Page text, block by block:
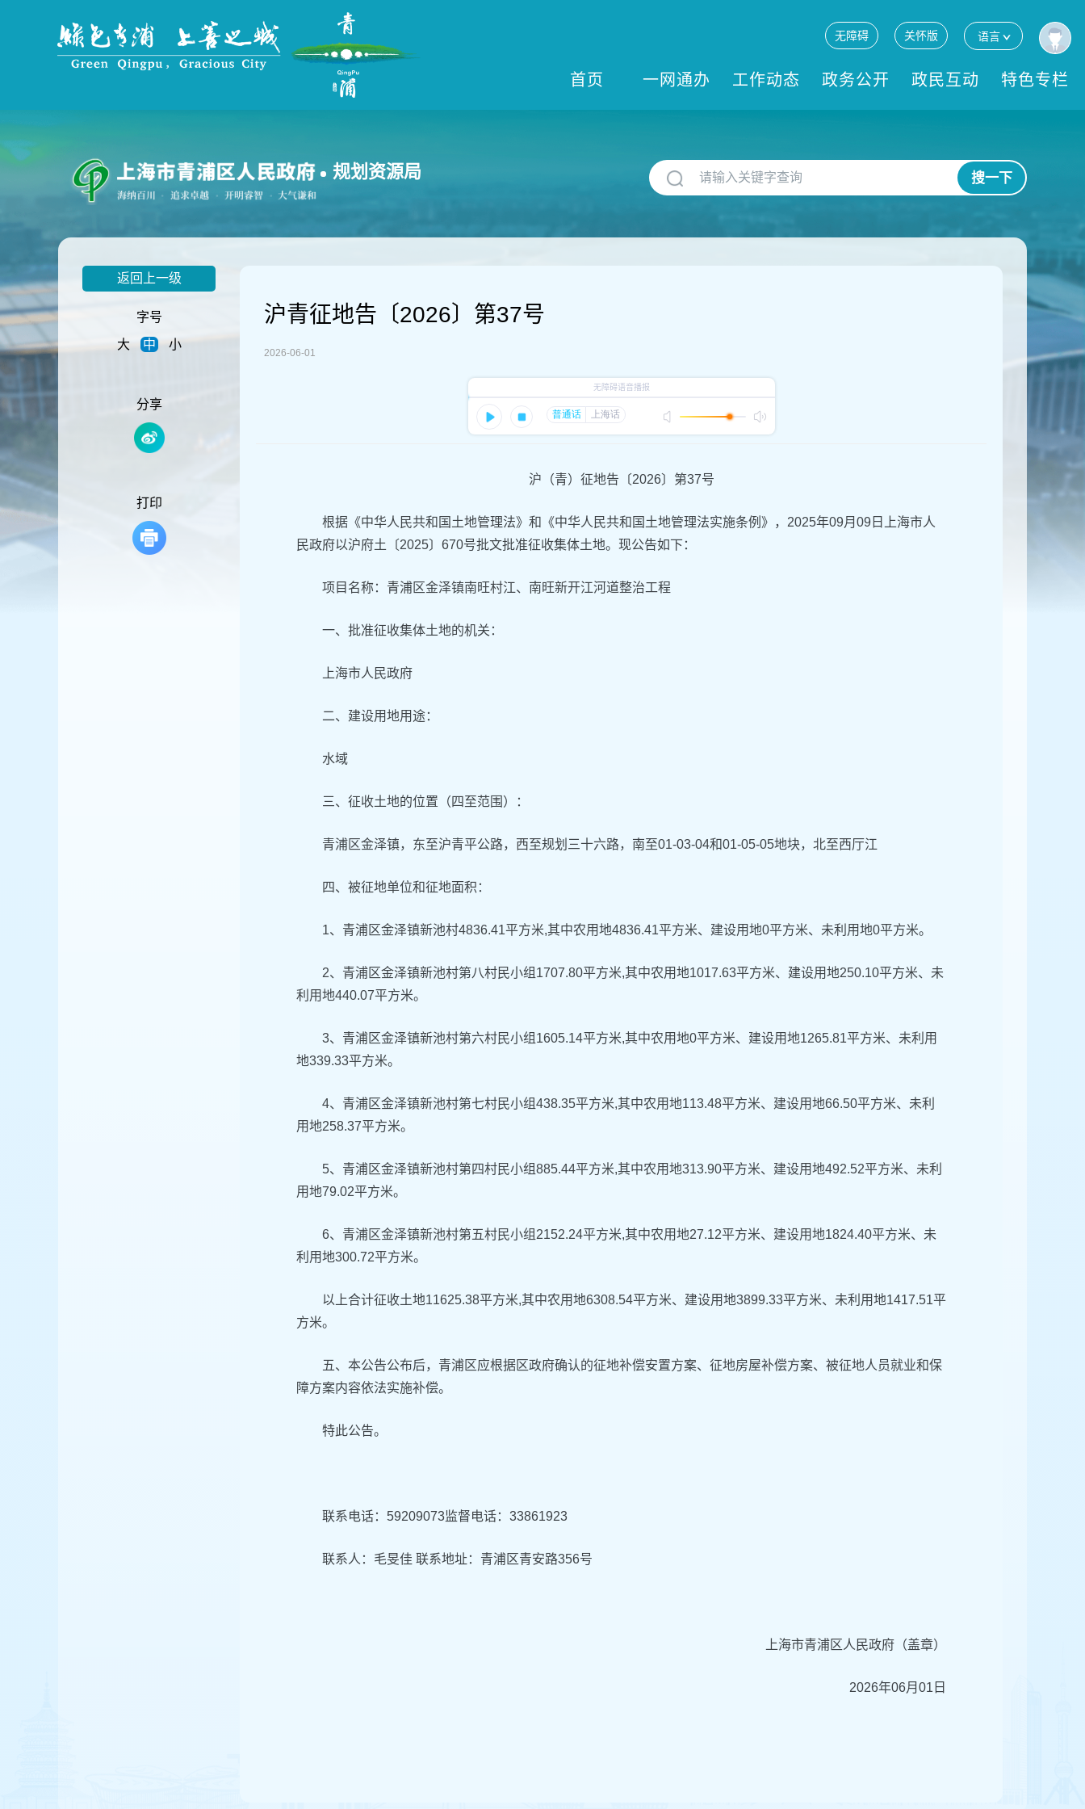
到
主
要
内
无障碍 关怀版 语言
首页 一网通办 工作动态 政务公开 政民互动 特色专栏
规划资源局 搜一下
返回上一级
字号
大
中 小
分享
打印
沪青征地告〔2026〕第37号
2026-06-01
沪（青）征地告〔2026〕第37号
根据《中华人民共和国土地管理法》和《中华人民共和国土地管理法实施条例》，2025年09月09日上海市人
民政府以沪府土〔2025〕670号批文批准征收集体土地。现公告如下：
项目名称：青浦区金泽镇南旺村江、南旺新开江河道整治工程
一、批准征收集体土地的机关：
上海市人民政府
二、建设用地用途：
水域
三、征收土地的位置（四至范围）：
青浦区金泽镇，东至沪青平公路，西至规划三十六路，南至01-03-04和01-05-05地块，北至西厅江
四、被征地单位和征地面积：
1、青浦区金泽镇新池村4836.41平方米,其中农用地4836.41平方米、建设用地0平方米、未利用地0平方米。
2、青浦区金泽镇新池村第八村民小组1707.80平方米,其中农用地1017.63平方米、建设用地250.10平方米、未
利用地440.07平方米。
3、青浦区金泽镇新池村第六村民小组1605.14平方米,其中农用地0平方米、建设用地1265.81平方米、未利用
地339.33平方米。
4、青浦区金泽镇新池村第七村民小组438.35平方米,其中农用地113.48平方米、建设用地66.50平方米、未利
用地258.37平方米。
5、青浦区金泽镇新池村第四村民小组885.44平方米,其中农用地313.90平方米、建设用地492.52平方米、未利
用地79.02平方米。
6、青浦区金泽镇新池村第五村民小组2152.24平方米,其中农用地27.12平方米、建设用地1824.40平方米、未
利用地300.72平方米。
以上合计征收土地11625.38平方米,其中农用地6308.54平方米、建设用地3899.33平方米、未利用地1417.51平
方米。
五、本公告公布后，青浦区应根据区政府确认的征地补偿安置方案、征地房屋补偿方案、被征地人员就业和保
障方案内容依法实施补偿。
特此公告。
联系电话：59209073监督电话：33861923
联系人：毛旻佳 联系地址：青浦区青安路356号
上海市青浦区人民政府（盖章）
2026年06月01日